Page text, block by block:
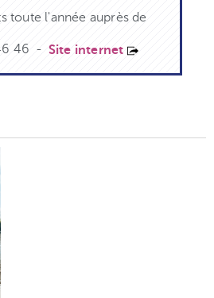
toute l'année auprès de
46 - Site internet